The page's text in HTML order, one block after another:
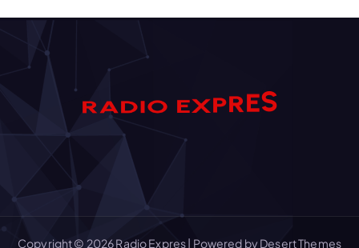
RADIO EXPRES
Copyright © 2026 Radio Expres | Powered byDesert Themes